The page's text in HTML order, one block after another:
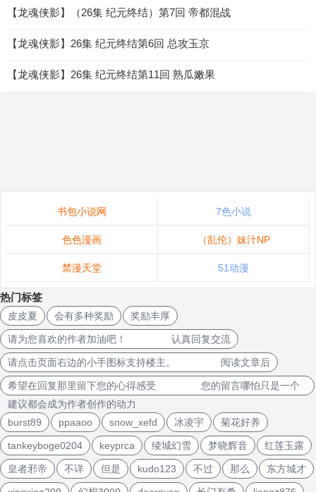
【龙魂侠影】（26集 纪元终结）第7回 帝都混战
【龙魂侠影】26集 纪元终结第6回 总攻玉京
【龙魂侠影】26集 纪元终结第11回 熟瓜嫩果
书包小说网 7色小说
色色漫画 （乱伦）妹汁NP
禁漫天堂 51动漫
热门标签
皮皮夏 会有多种奖励 奖励丰厚
请为您喜欢的作者加油吧！ 认真回复交流
请点击页面右边的小手图标支持楼主。 阅读文章后
希望在回复那里留下您的心得感受 您的留言哪怕只是一个
建议都会成为作者创作的动力
burst89
ppaaoo snow_xefd 冰凌宇 菊花好养
tankeyboge0204 keyprca 绫城幻雪 梦晓辉音 红莲玉露
皇者邪帝 不详 但是 kudo123 不过 那么 东方城才